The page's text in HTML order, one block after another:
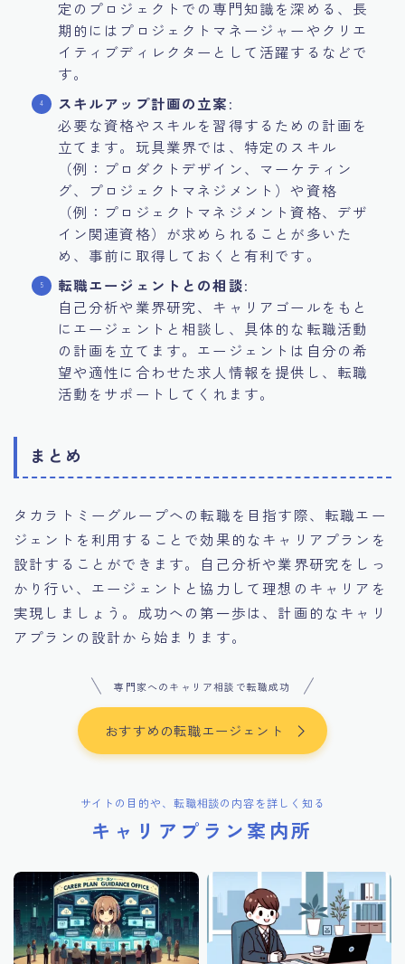
定のプロジェクトでの専門知識を深める、長
期的にはプロジェクトマネージャーやクリエ
イティブディレクターとして活躍するなどで
す。
スキルアップ計画の立案:
必要な資格やスキルを習得するための計画を
立てます。玩具業界では、特定のスキル
（例：プロダクトデザイン、マーケティン
グ、プロジェクトマネジメント）や資格
（例：プロジェクトマネジメント資格、デザ
イン関連資格）が求められることが多いた
め、事前に取得しておくと有利です。
転職エージェントとの相談:
自己分析や業界研究、キャリアゴールをもと
にエージェントと相談し、具体的な転職活動
の計画を立てます。エージェントは自分の希
望や適性に合わせた求人情報を提供し、転職
活動をサポートしてくれます。
まとめ
タカラトミーグループへの転職を目指す際、転職エー
ジェントを利用することで効果的なキャリアプランを
設計することができます。自己分析や業界研究をしっ
かり行い、エージェントと協力して理想のキャリアを
実現しましょう。成功への第一歩は、計画的なキャリ
アプランの設計から始まります。
専門家へのキャリア相談で転職成功
おすすめの転職エージェント
サイトの目的や、転職相談の内容を詳しく知る
キャリアプラン案内所